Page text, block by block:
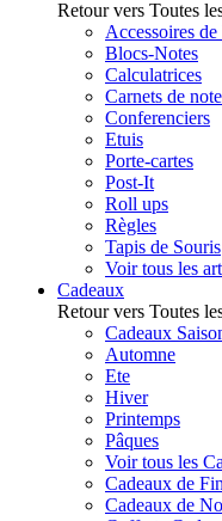
Retour vers Toutes
Accessoires
Blocs-Notes
Calculatrices
Carnets de
Conferenciers
Etuis
Porte-cartes
Post-It
Roll ups
Règles
Tapis de Souris
Voir tous les
Cadeaux
Retour vers Toutes
Cadeaux
Automne
Ete
Hiver
Printemps
Pâques
Voir tous les
Cadeaux de
Cadeaux de